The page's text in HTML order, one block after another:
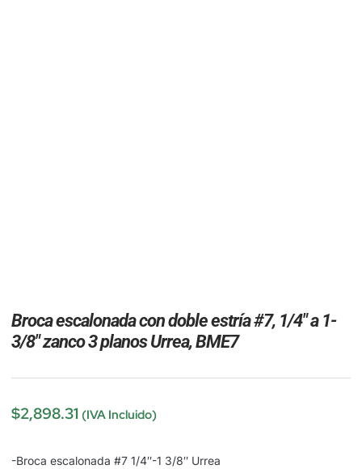
Broca escalonada con doble estría #7, 1/4″ a 1-
3/8″ zanco 3 planos Urrea, BME7
$2,898.31 (IVA Incluido)
-Broca escalonada #7 1/4″-1 3/8″ Urrea